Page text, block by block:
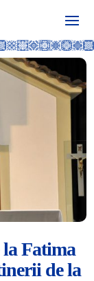
Fatima
de la